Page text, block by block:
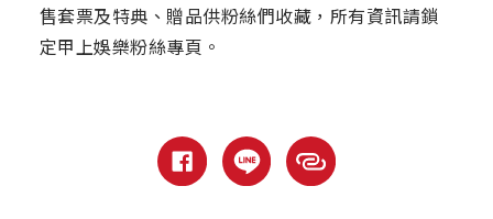
售套票及特典、贈品供粉絲們收藏，所有資訊請鎖
定甲上娛樂粉絲專頁。